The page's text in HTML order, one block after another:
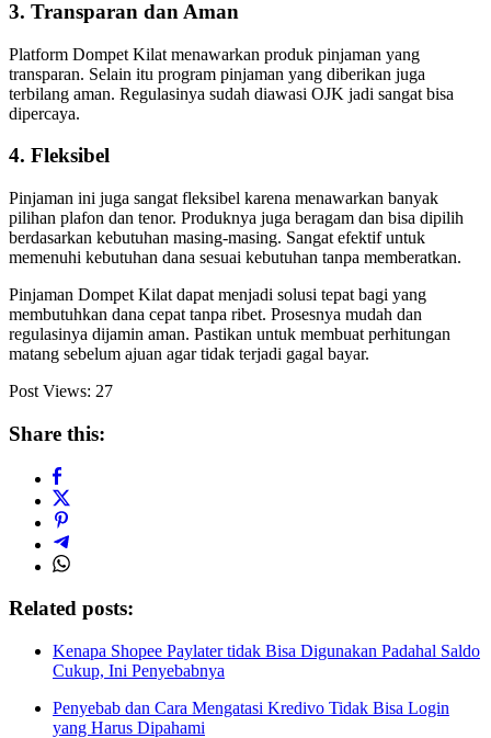
3. Transparan dan Aman
Platform Dompet Kilat menawarkan produk pinjaman yang
transparan. Selain itu program pinjaman yang diberikan juga
terbilang aman. Regulasinya sudah diawasi OJK jadi sangat bisa
dipercaya.
4. Fleksibel
Pinjaman ini juga sangat fleksibel karena menawarkan banyak
pilihan plafon dan tenor. Produknya juga beragam dan bisa dipilih
berdasarkan kebutuhan masing-masing. Sangat efektif untuk
memenuhi kebutuhan dana sesuai kebutuhan tanpa memberatkan.
Pinjaman Dompet Kilat dapat menjadi solusi tepat bagi yang
membutuhkan dana cepat tanpa ribet. Prosesnya mudah dan
regulasinya dijamin aman. Pastikan untuk membuat perhitungan
matang sebelum ajuan agar tidak terjadi gagal bayar.
Post Views: 27
Share this:
Related posts:
Kenapa Shopee Paylater tidak Bisa Digunakan Padahal Saldo
Cukup, Ini Penyebabnya
Penyebab dan Cara Mengatasi Kredivo Tidak Bisa Login
yang Harus Dipahami